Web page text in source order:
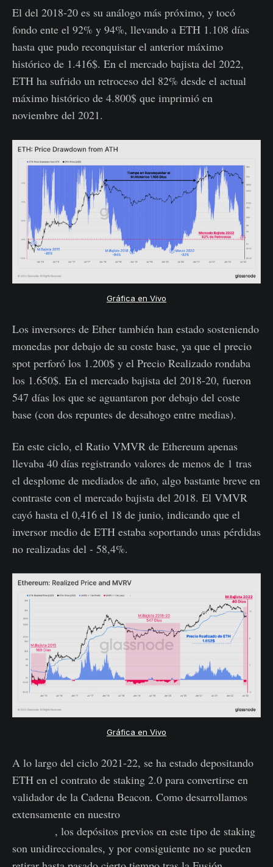
El del 2018-20 es su análogo más próximo, y tocó
fondo ente el 92% y 94%, llevando a ETH 1.108 días
hasta que pudo reconquistar el anterior máximo
histórico de 1.416$. En el mercado bajista del 2022,
ETH ha sufrido un retroceso del 82% desde el actual
máximo histórico de 4.800$ que imprimió en
noviembre del 2021.
Gráfica en Vivo
Los inversores de Ether también han estado sosteniendo
monedas por debajo de su coste base, ya que el precio
spot perforó los 1.200$ y el Precio Realizado rondaba
los 1.650$. En el mercado bajista del 2018-20, fueron
547 días los que se aguantaron por debajo del coste
base (con dos repuntes de desahogo entre medias).
En este ciclo, el Ratio VMVR de Ethereum apenas
llevaba 40 días registrando valores de menos de 1 tras
el desplome de mediados de año, algo bastante breve en
contraste con el mercado bajista del 2018. El VMVR
cayó hasta el 0,416 el 18 de junio, indicando que el
inversor medio de ETH estaba soportando unas pérdidas
no realizadas del - 58,4%.
Gráfica en Vivo
A lo largo del ciclo 2021-22, se ha estado depositando
ETH en el contrato de staking 2.0 para convertirse en
validador de la Cadena Beacon. Como desarrollamos
extensamente en nuestro
, los depósitos previos en este tipo de staking
son unidireccionales, y por consiguiente no se pueden